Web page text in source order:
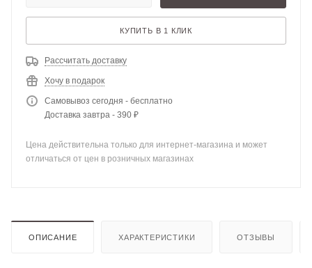
КУПИТЬ В 1 КЛИК
Рассчитать доставку
Хочу в подарок
Самовывоз сегодня - бесплатно
Доставка завтра - 390 ₽
Цена действительна только для интернет-магазина и может
отличаться от цен в розничных магазинах
ОПИСАНИЕ ХАРАКТЕРИСТИКИ ОТЗЫВЫ